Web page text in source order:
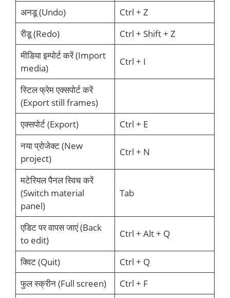
अनडू (Undo)
Ctrl + Z
रीडू (Redo)
Ctrl + Shift + Z
मीडिया इम्पोर्ट करें (Import
media)
Ctrl + I
स्टिल फ्रेम एक्सपोर्ट करें
(Export still frames)
एक्सपोर्ट (Export)
Ctrl + E
नया प्रोजेक्ट (New
project)
Ctrl + N
मटेरियल पैनल स्विच करें
(Switch material
panel)
Tab
एडिट पर वापस जाएं (Back
to edit)
Ctrl + Alt + Q
क्विट (Quit)
Ctrl + Q
फुल स्क्रीन (Full screen)
Ctrl + F